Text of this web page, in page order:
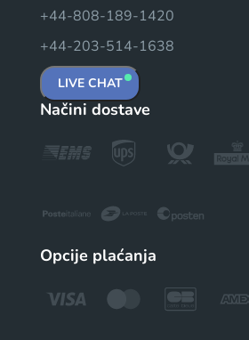
+44-808-189-1420
+44-203-514-1638
LIVE CHAT
Načini dostave
Opcije plaćanja